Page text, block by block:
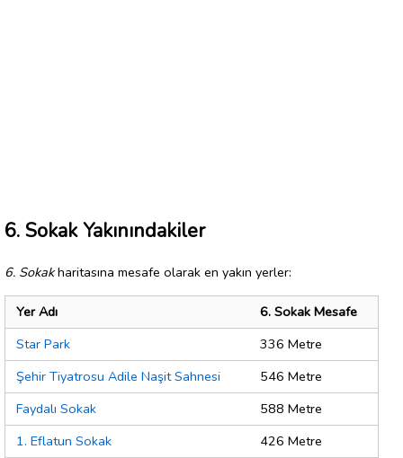
6. Sokak Yakınındakiler
6. Sokakharitasına mesafe olarak en yakın yerler:
Yer Adı
6. Sokak Mesafe
Star Park
336 Metre
Şehir Tiyatrosu Adile Naşit Sahnesi
546 Metre
Faydalı Sokak
588 Metre
1. Eflatun Sokak
426 Metre